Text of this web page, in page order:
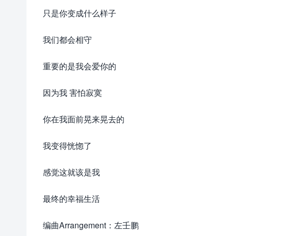
只是你变成什么样子
我们都会相守
重要的是我会爱你的
因为我 害怕寂寞
你在我面前晃来晃去的
我变得恍惚了
感觉这就该是我
最终的幸福生活
编曲Arrangement：左壬鹏